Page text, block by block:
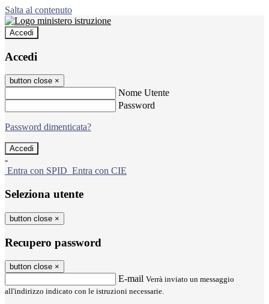
Salta al contenuto
Accedi
Accedi
button close ×
Nome Utente
Password
Password dimenticata?
-
Entra con SPID Entra con CIE
Seleziona utente
button close ×
Recupero password
button close ×
E-mail Verrà inviato un messaggio
all'indirizzo indicato con le istruzioni necessarie.